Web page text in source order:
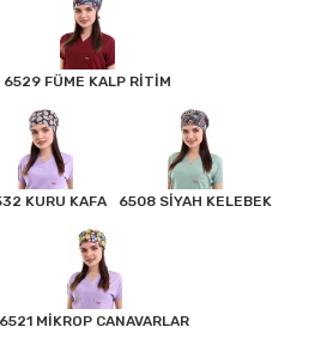
6529 FÜME KALP RİTİM
KURU KAFA 6508 SİYAH KELEBEK
6521 MİKROP CANAVARLAR